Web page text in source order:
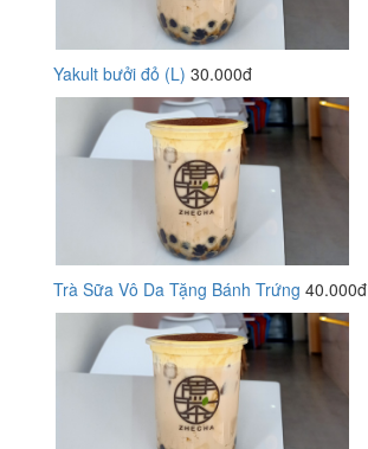
Yakult bưởi đỏ (L) 30.000đ
Trà Sữa Vô Da Tặng Bánh Trứng 40.000đ